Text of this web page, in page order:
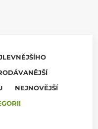
NEJNOVĚJŠÍ